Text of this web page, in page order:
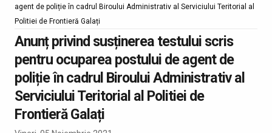
agent de poliție în cadrul Biroului Administrativ al Serviciului Teritorial al
Politiei de Frontieră Galați
Anunț privind susținerea testului scris
pentru ocuparea postului de agent de
poliție în cadrul Biroului Administrativ al
Serviciului Teritorial al Politiei de
Frontieră Galați